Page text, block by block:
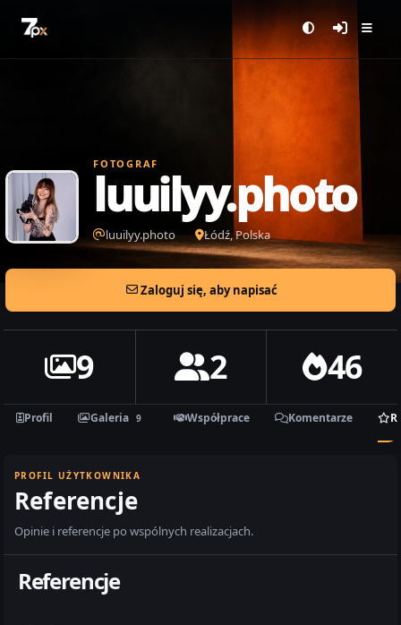
FOTOGRAF
luuilyy.photo
luuilyy.photo Łódź, Polska
Zaloguj się, aby napisać
9 2 46
Profil Galeria 9 Współprace Komentarze
PROFIL UŻYTKOWNIKA
Referencje
Opinie i referencje po wspólnych realizacjach.
Referencje